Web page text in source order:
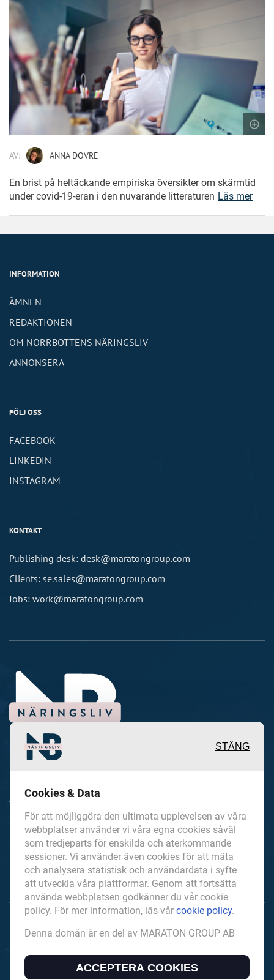
AV: ANNA DOVRE
En brist på heltäckande empiriska översikter om skärmtid
under covid-19-eran i den nuvarande litteraturen Läs mer
INFORMATION
ÄMNEN
REDAKTIONEN
OM NORRBOTTENS NÄRINGSLIV
ANNONSERA
FÖLJ OSS
FACEBOOK
LINKEDIN
INSTAGRAM
KONTAKT
Publishing desk: desk@maratongroup.com
Clients: se.sales@maratongroup.com
Jobs: work@maratongroup.com
värdefulla berättelser och
reportage från och om det lokala
näringslivet och dess aktörer samt
en hel del annan läsvärt innehåll.
NorrbottensNaringsliv.se är en del av mediakoncernen
tidningsvarumärken i Europa.
STÄNG
Cookies & Data
För att möjliggöra den ultimata upplevelsen av våra
webbplatser använder vi våra egna cookies såväl
som tredjeparts för enskilda och återkommande
sessioner. Vi använder även cookies för att mäta
och analysera statistisk och användardata i syfte
att utveckla våra plattformar. Genom att fortsätta
använda webbplatsen godkänner du vår cookie
policy. För mer information, läs vår cookie policy.
Denna domän är en del av MARATON GROUP AB
ACCEPTERA COOKIES